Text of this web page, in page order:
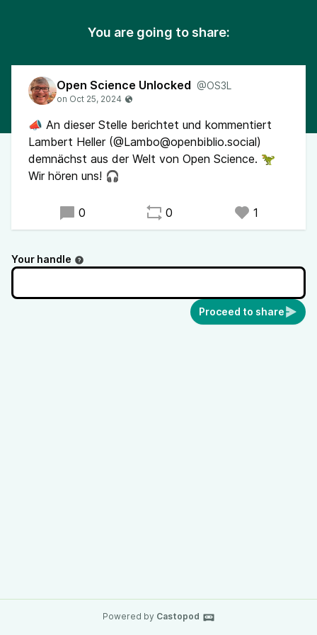
You are going to share:
Open Science Unlocked @OS3L
📣 An dieser Stelle berichtet und kommentiert
Lambert Heller (@Lambo@openbiblio.social)
demnächst aus der Welt von Open Science. 🦖
Wir hören uns! 🎧
0 0 1
Your handle
Proceed to share
Powered by Castopod